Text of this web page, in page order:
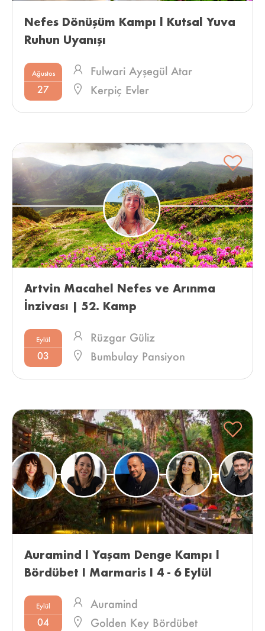
Nefes Dönüşüm Kampı l Kutsal Yuva
Ruhun Uyanışı
Ağustos
27
Fulwari Ayşegül Atar
Kerpiç Evler
Artvin Macahel Nefes ve Arınma
İnzivası | 52. Kamp
Eylül
03
Rüzgar Güliz
Bumbulay Pansiyon
Auramind l Yaşam Denge Kampı l
Bördübet I Marmaris I 4 - 6 Eylül
Eylül
04
Auramind
Golden Key Bördübet